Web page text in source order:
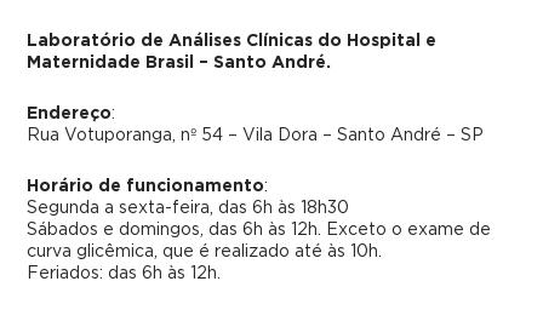
Laboratório de Análises Clínicas do Hospital e
Maternidade Brasil – Santo André.
Endereço:
Rua Votuporanga, nº 54 – Vila Dora – Santo André – SP
Horário de funcionamento:
Segunda a sexta-feira, das 6h às 18h30
Sábados e domingos, das 6h às 12h. Exceto o exame de
curva glicêmica, que é realizado até às 10h.
Feriados: das 6h às 12h.